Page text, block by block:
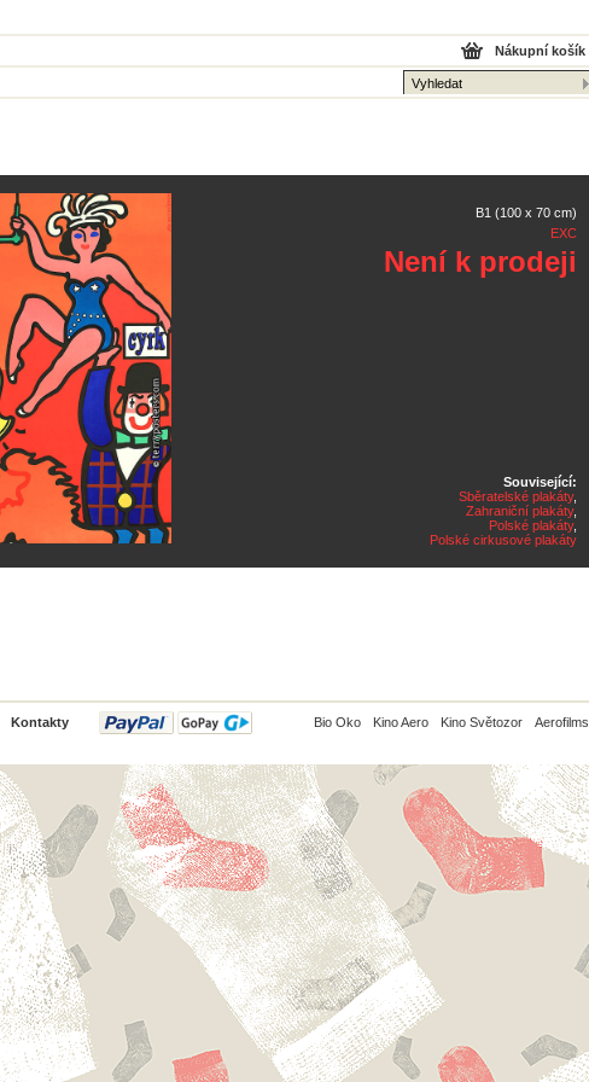
Nákupní košík
B1 (100 x 70 cm)
EXC
Není k prodeji
Související:
Sběratelské plakáty,
Zahraniční plakáty,
Polské plakáty,
Polské cirkusové plakáty
Kontakty Bio Oko Kino Aero Kino Světozor Aerofilms